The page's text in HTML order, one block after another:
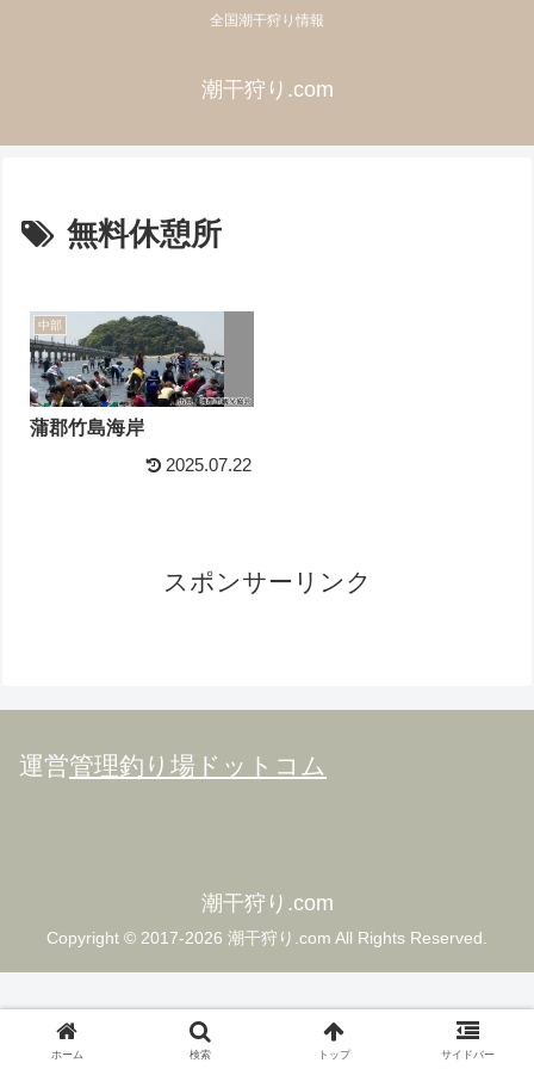
全国潮干狩り情報
潮干狩り.com
無料休憩所
中部
蒲郡竹島海岸
2025.07.22
スポンサーリンク
運営管理釣り場ドットコム
潮干狩り.com
Copyright © 2017-2026 潮干狩り.com All Rights Reserved.
ホーム 検索 トップ サイドバー